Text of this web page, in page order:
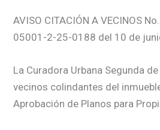
AVISO CITACIÓN A VECINOS
05001-2-25-0188 del 10 de
La Curadora Urbana Segunda
vecinos colindantes del
Aprobación de Planos para